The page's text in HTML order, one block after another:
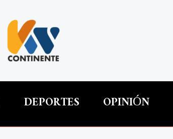
DEPORTES OPINIÓN